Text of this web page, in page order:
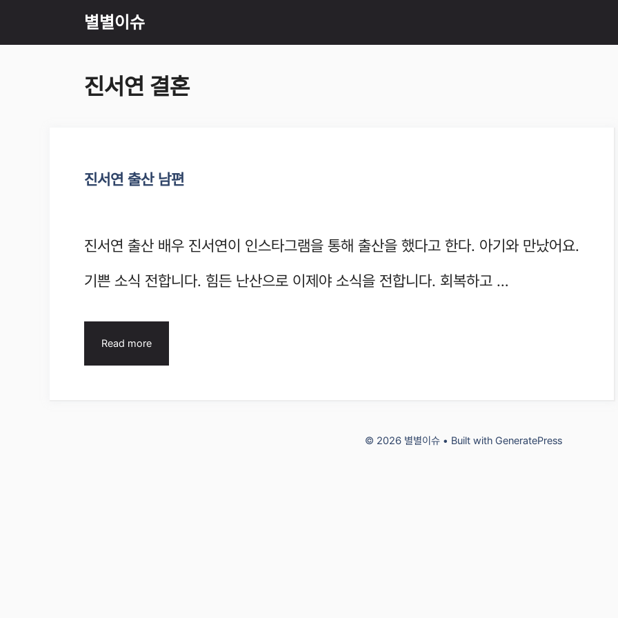
별별이슈
진서연 결혼
진서연 출산 남편
진서연 출산 배우 진서연이 인스타그램을 통해 출산을 했다고 한다. 아기와 만났어요.
기쁜 소식 전합니다. 힘든 난산으로 이제야 소식을 전합니다. 회복하고 …
Read more
© 2026 별별이슈 • Built with GeneratePress